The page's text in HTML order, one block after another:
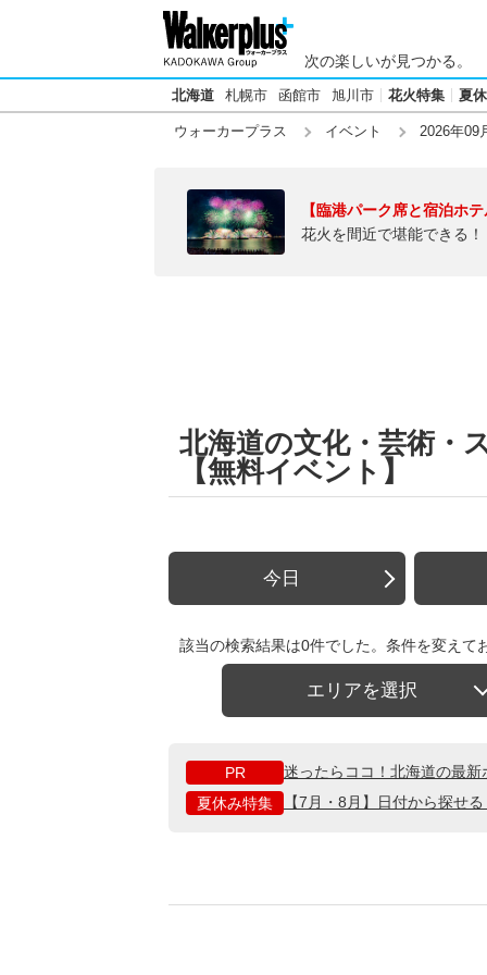
次の楽しいが見つかる。
北海道 札幌市 函館市 旭川市 花火特集 夏
ウォーカープラス イベント 2026年09
【臨港パーク席と宿泊ホ
花火を間近で堪能できる
北海道の文化・芸術・
【無料イベント】
今日
該当の検索結果は0件でした。条件を変えて
エリアを選択
PR
迷ったらココ！北海道の最
夏休み特集
【7月・8月】日付から探せ